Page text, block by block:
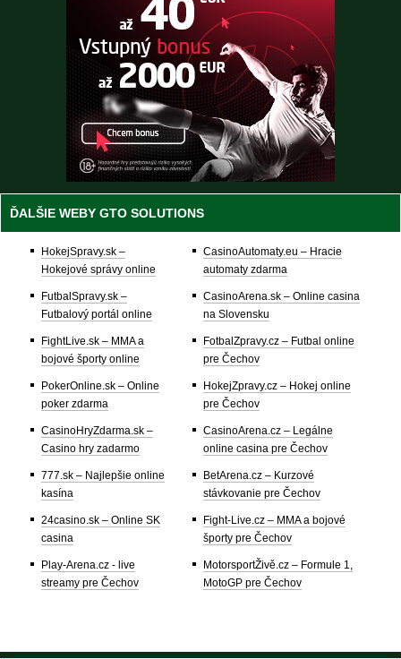
ĎALŠIE WEBY GTO SOLUTIONS
HokejSpravy.sk –
Hokejové správy online
FutbalSpravy.sk –
Futbalový portál online
FightLive.sk – MMA a
bojové športy online
PokerOnline.sk – Online
poker zdarma
CasinoHryZdarma.sk –
Casino hry zadarmo
777.sk – Najlepšie online
kasína
24casino.sk – Online SK
casina
Play-Arena.cz - live
streamy pre Čechov
CasinoAutomaty.eu – Hracie
automaty zdarma
CasinoArena.sk – Online casina
na Slovensku
FotbalZpravy.cz – Futbal online
pre Čechov
HokejZpravy.cz – Hokej online
pre Čechov
CasinoArena.cz – Legálne
online casina pre Čechov
BetArena.cz – Kurzové
stávkovanie pre Čechov
Fight-Live.cz – MMA a bojové
športy pre Čechov
MotorsportŽivě.cz – Formule 1,
MotoGP pre Čechov